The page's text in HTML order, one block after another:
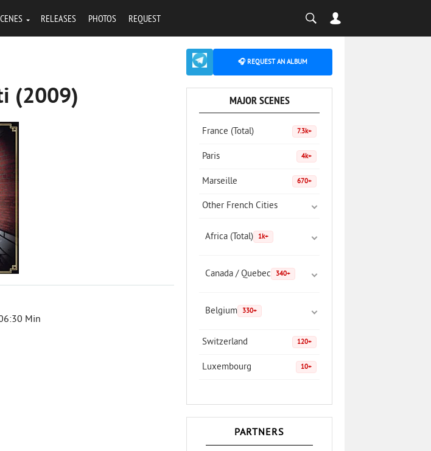
RELEASES PHOTOS REQUEST
(2009)
Min
🎧 REQUEST AN ALBUM
MAJOR SCENES
France (Total) 7.3k+
Paris 4k+
Marseille 670+
Other French Cities
Africa (Total) 1k+
Canada / Quebec 340+
Belgium 330+
Switzerland 120+
Luxembourg 10+
PARTNERS